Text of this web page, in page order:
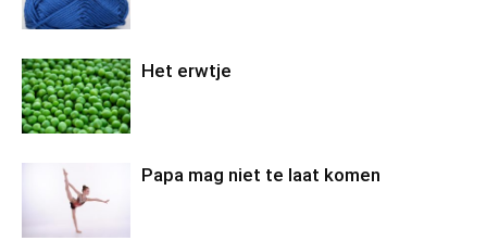
Het erwtje
Papa mag niet te laat komen